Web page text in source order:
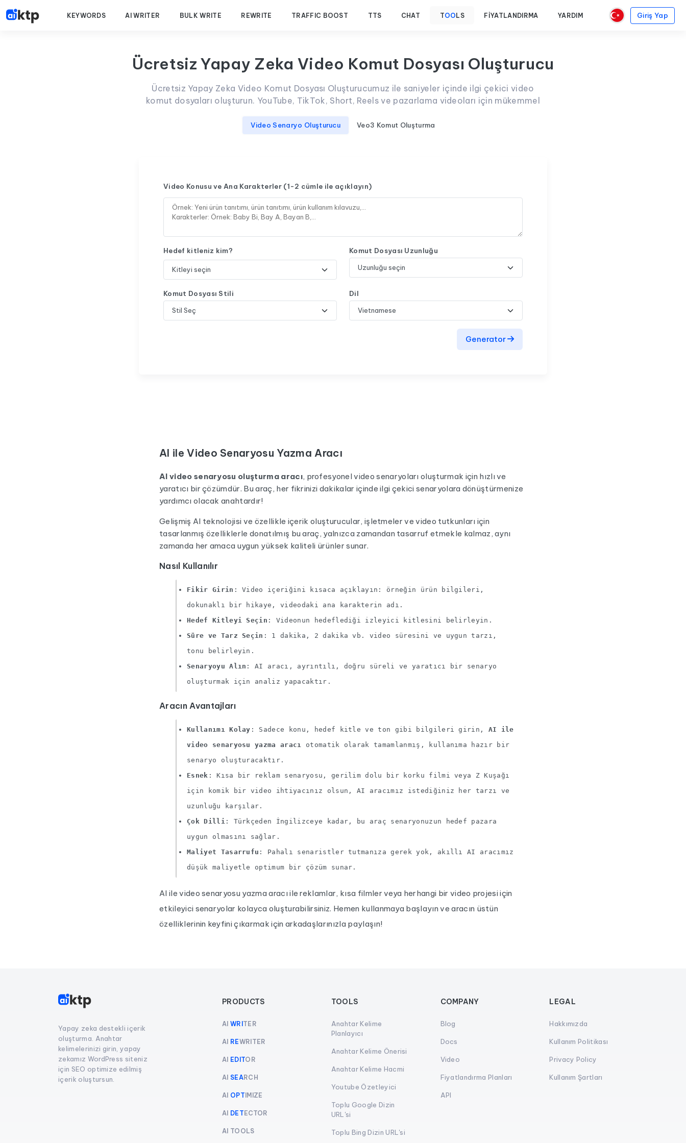
KEYWORDS AI WRITER BULK WRITE REWRITE TRAFFIC BOOST TTS CHAT TOO LS FIYATLANDIRMA YARDIM Giriş Yap
Ücretsiz Yapay Zeka Video Komut Dosyası Oluşturucu
Ücretsiz Yapay Zeka Video Komut Dosyası Oluşturucumuz ile saniyeler içinde ilgi çekici video
komut dosyaları oluşturun. YouTube, TikTok, Short, Reels ve pazarlama videoları için mükemmel
Video Senaryo Oluşturucu Veo3 Komut Oluşturma
Video Konusu ve Ana Karakterler (1-2 cümle ile açıklayın)
Hedef kitleniz kim? Komut Dosyası Uzunluğu
Komut Dosyası Stili Dil
Generator
AI ile Video Senaryosu Yazma Aracı
AI video senaryosu oluşturma aracı, profesyonel video senaryoları oluşturmak için hızlı ve
yaratıcı bir çözümdür. Bu araç, her fikrinizi dakikalar içinde ilgi çekici senaryolara dönüştürmenize
yardımcı olacak anahtardır!
Gelişmiş AI teknolojisi ve özellikle içerik oluşturucular, işletmeler ve video tutkunları için
tasarlanmış özelliklerle donatılmış bu araç, yalnızca zamandan tasarruf etmekle kalmaz, aynı
zamanda her amaca uygun yüksek kaliteli ürünler sunar.
Nasıl Kullanılır
Fikir Girin : Video içeriğini kısaca açıklayın: örneğin ürün bilgileri,
dokunaklı bir hikaye, videodaki ana karakterin adı.
Hedef Kitleyi Seçin : Videonun hedeflediği izleyici kitlesini belirleyin.
Süre ve Tarz Seçin : 1 dakika, 2 dakika vb. video süresini ve uygun tarzı,
tonu belirleyin.
Senaryoyu Alın : AI aracı, ayrıntılı, doğru süreli ve yaratıcı bir senaryo
oluşturmak için analiz yapacaktır.
Aracın Avantajları
Kullanımı Kolay : Sadece konu, hedef kitle ve ton gibi bilgileri girin, AI ile
video senaryosu yazma aracı otomatik olarak tamamlanmış, kullanıma hazır bir
senaryo oluşturacaktır.
Esnek : Kısa bir reklam senaryosu, gerilim dolu bir korku filmi veya Z Kuşağı
için komik bir video ihtiyacınız olsun, AI aracımız istediğiniz her tarzı ve
uzunluğu karşılar.
Çok Dilli: Türkçeden İngilizceye kadar, bu araç senaryonuzun hedef pazara
uygun olmasını sağlar.
Maliyet Tasarrufu : Pahalı senaristler tutmanıza gerek yok, akıllı AI aracımız
düşük maliyetle optimum bir çözüm sunar.
AI ile video senaryosu yazma aracı ile reklamlar, kısa filmler veya herhangi bir video projesi için
etkileyici senaryolar kolayca oluşturabilirsiniz. Hemen kullanmaya başlayın ve aracın üstün
özelliklerinin keyfini çıkarmak için arkadaşlarınızla paylaşın!
Yapay zeka destekli içerik
oluşturma. Anahtar
kelimelerinizi girin, yapay
zekamız WordPress siteniz
için SEO optimize edilmiş
içerik oluştursun.
PRODUCTS
AI WRI TER
AI REWRITER
AI EDITOR
AI SEARCH
AI OPT IMIZE
AI DET ECTOR
AI TOOLS
TOOLS
Anahtar Kelime
Planlayıcı
Anahtar Kelime Önerisi
Anahtar Kelime Hacmi
Youtube Özetleyici
Toplu Google Dizin
URL'si
Toplu Bing Dizin URL'si
COMPANY
Blog
Docs
Video
Fiyatlandırma Planları
API
LEGAL
Hakkımızda
Kullanım Politikası
Privacy Policy
Kullanım Şartları